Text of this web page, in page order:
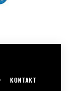
KONTAKT